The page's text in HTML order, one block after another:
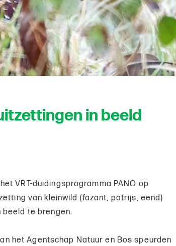
in beeld
VRT-duidingsprogramma PANO op
van kleinwild (fazant, patrijs, eend)
te brengen.
het Agentschap Natuur en Bos speurden